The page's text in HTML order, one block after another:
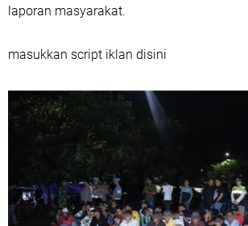
laporan masyarakat.
masukkan script iklan disini